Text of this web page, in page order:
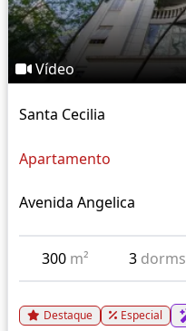
Vídeo
Santa Cecilia
Apartamento
Avenida Angelica
300 m² 3 dorms
Destaque Especial